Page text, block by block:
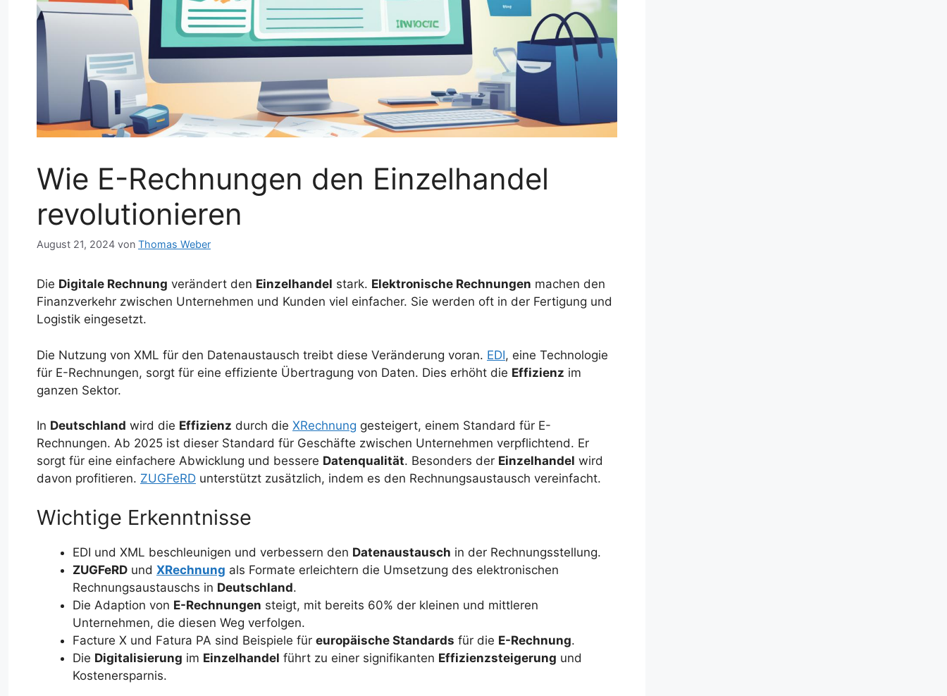
Wie E-Rechnungen den Einzelhandel
revolutionieren
August 21, 2024 von Thomas Weber
Die Digitale Rechnung verändert den Einzelhandel stark. Elektronische Rechnungen machen den
Finanzverkehr zwischen Unternehmen und Kunden viel einfacher. Sie werden oft in der Fertigung und
Logistik eingesetzt.
Die Nutzung von XML für den Datenaustausch treibt diese Veränderung voran. EDI, eine Technologie
für E-Rechnungen, sorgt für eine effiziente Übertragung von Daten. Dies erhöht die Effizienz im
ganzen Sektor.
In Deutschland wird die Effizienz durch die XRechnung gesteigert, einem Standard für E-
Rechnungen. Ab 2025 ist dieser Standard für Geschäfte zwischen Unternehmen verpflichtend. Er
sorgt für eine einfachere Abwicklung und bessere Datenqualität. Besonders der Einzelhandel wird
davon profitieren. ZUGFeRD unterstützt zusätzlich, indem es den Rechnungsaustausch vereinfacht.
Wichtige Erkenntnisse
EDI und XML beschleunigen und verbessern den Datenaustausch in der Rechnungsstellung.
ZUGFeRD und XRechnung als Formate erleichtern die Umsetzung des elektronischen
Rechnungsaustauschs in Deutschland.
Die Adaption von E-Rechnungen steigt, mit bereits 60% der kleinen und mittleren
Unternehmen, die diesen Weg verfolgen.
Facture X und Fatura PA sind Beispiele für europäische Standards für die E-Rechnung.
Die Digitalisierung im Einzelhandel führt zu einer signifikanten Effizienzsteigerung und
Kostenersparnis.